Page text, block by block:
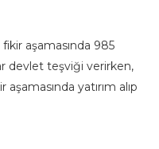
fikir aşamasında 985
devlet teşviği verirken,
yatırım alıp